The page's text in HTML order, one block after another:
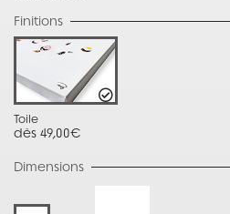
Finitions
Toile
dès 49,00€
Dimensions